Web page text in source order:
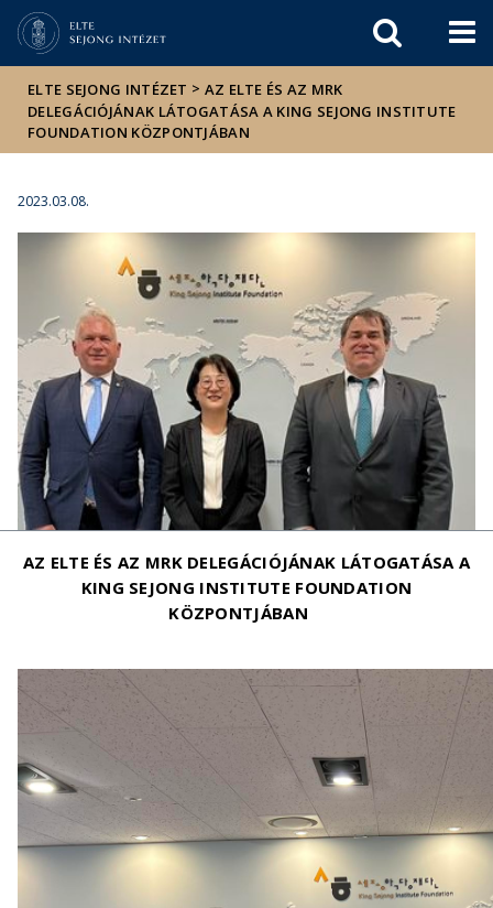
sajtóban
ELTE SEJONG INTÉZET > AZ ELTE ÉS AZ MRK
DELEGÁCIÓJÁNAK LÁTOGATÁSA A KING SEJONG INSTITUTE
FOUNDATION KÖZPONTJÁBAN
2023.03.08.
AZ ELTE ÉS AZ MRK DELEGÁCIÓJÁNAK LÁTOGATÁSA A
KING SEJONG INSTITUTE FOUNDATION
KÖZPONTJÁBAN